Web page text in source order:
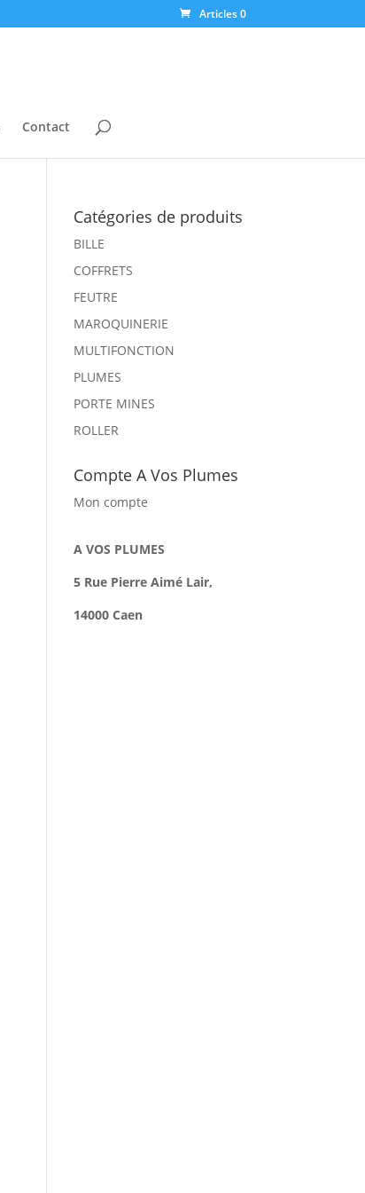
Articles 0
Contact
Catégories de produits
BILLE
COFFRETS
FEUTRE
MAROQUINERIE
MULTIFONCTION
PLUMES
PORTE MINES
ROLLER
Compte A Vos Plumes
Mon compte
A VOS PLUMES
5 Rue Pierre Aimé Lair,
14000 Caen